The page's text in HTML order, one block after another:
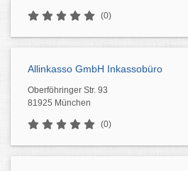
(0)
Allinkasso GmbH Inkassobüro
Oberföhringer Str. 93
81925 München
(0)